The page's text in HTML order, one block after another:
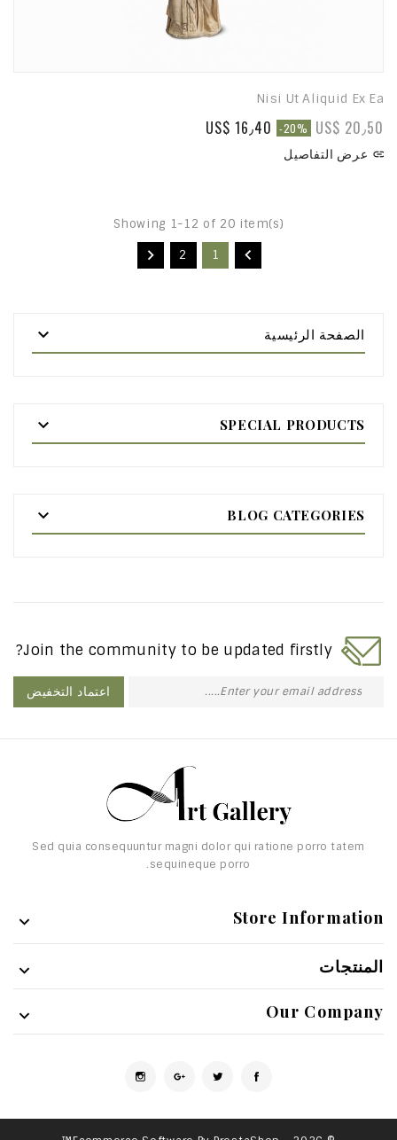
Nisi Ut Aliquid Ex Ea
US$ 16٫40 -20% US$ 20٫50
 عرض التفاصيل
Showing 1-12 of 20 item(s)

1
2

الصفحة الرئيسية 
SPECIAL PRODUCTS

BLOG CATEGORIES

Join the community to be updated firstly?
Sed quia consequuntur magni dolor qui ratione porro tatem
sequineque porro.
Store Information

المنتجات 
Our Company

الفيسبوك تويتر Google +